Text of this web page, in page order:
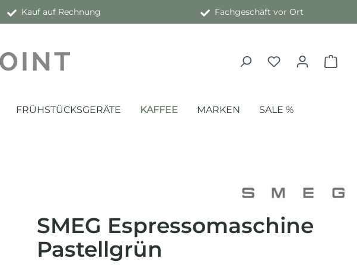
Kauf auf Rechnung Fachgeschäft vor Ort
FRÜHSTÜCKSGERÄTE KAFFEE MARKEN SALE %
SMEG Espressomaschine
Pastellgrün